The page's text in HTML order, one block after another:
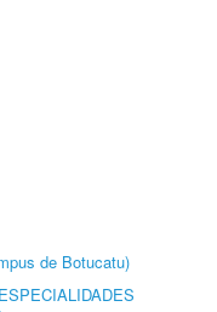
de Botucatu)